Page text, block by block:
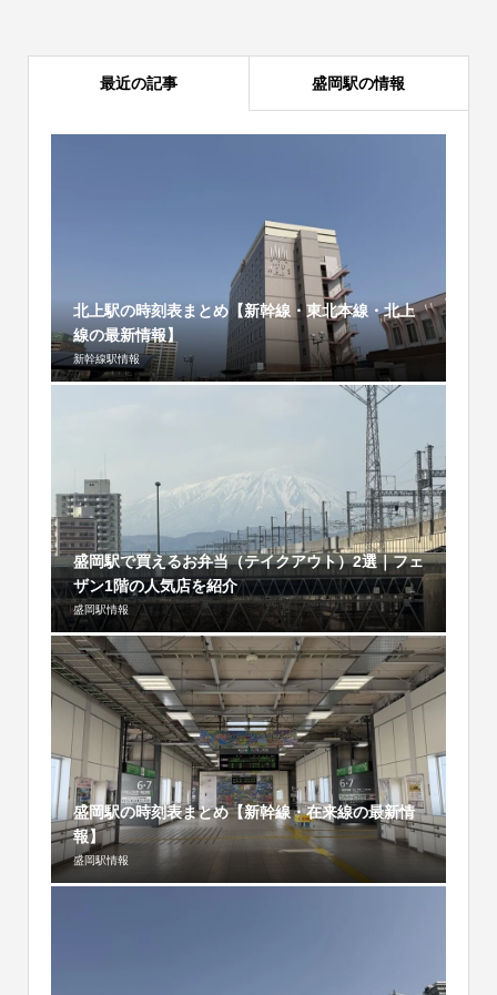
最近の記事 盛岡駅の情報
北上駅の時刻表まとめ【新幹線・東北本線・北上
線の最新情報】
新幹線駅情報
盛岡駅で買えるお弁当（テイクアウト）2選｜フェ
ザン1階の人気店を紹介
盛岡駅情報
盛岡駅の時刻表まとめ【新幹線・在来線の最新情
報】
盛岡駅情報